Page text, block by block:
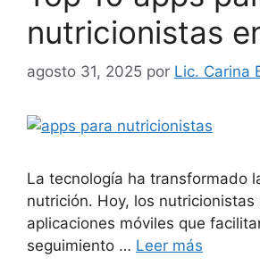
nutricionistas
agosto 31, 2025 por Lic. Carina
La tecnología ha transformado
nutrición. Hoy, los nutricionistas
aplicaciones móviles que
seguimiento … Leer más